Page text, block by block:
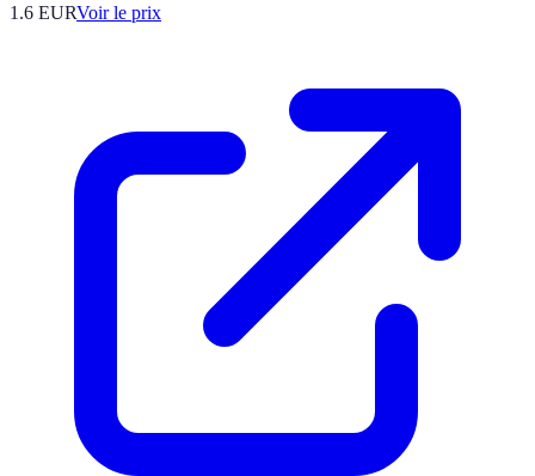
1.6 EURVoir le prix